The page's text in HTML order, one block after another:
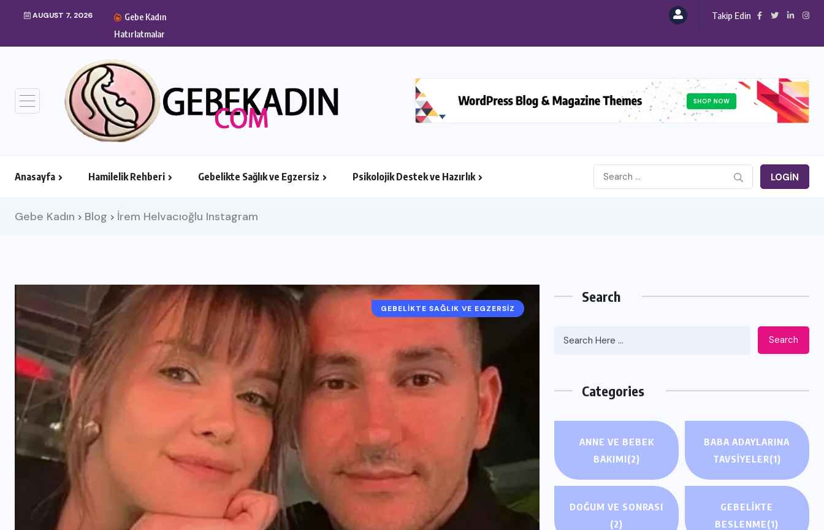
AUGUST 7, 2026
Gebe Kadın
Hatırlatmalar
Takip Edin
Anasayfa Hamilelik Rehberi Gebelikte Sağlık ve Egzersiz Psikolojik Destek ve Hazırlık LOGIN
Gebe Kadın > Blog > İrem Helvacıoğlu Instagram
GEBELIKTE SAĞLIK VE EGZERSIZ
Search
Search
Categories
ANNE VE BEBEK
BAKIMI(2)
BABA ADAYLARINA
TAVSIYELER(1)
DOĞUM VE SONRASI
(2)
GEBELIKTE
BESLENME(1)